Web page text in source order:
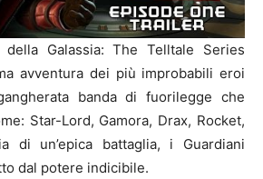
della Galassia: The Telltale Series
avventura dei più improbabili eroi
banda di fuorilegge che
Star-Lord, Gamora, Drax, Rocket,
di un’epica battaglia, i Guardiani
dal potere indicibile.